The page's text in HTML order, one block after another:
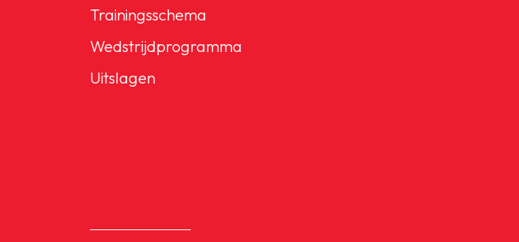
Trainingsschema
Wedstrijdprogramma
Uitslagen